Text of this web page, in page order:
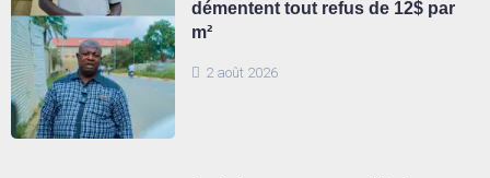
2 août 2026
démentent tout refus de 12$ par
m²